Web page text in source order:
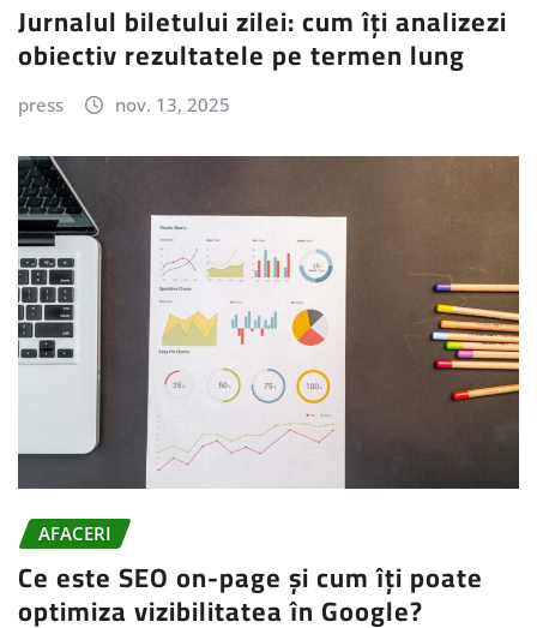
Jurnalul biletului zilei: cum îți analizezi
obiectiv rezultatele pe termen lung
press nov. 13, 2025
AFACERI
Ce este SEO on-page și cum îți poate
optimiza vizibilitatea în Google?